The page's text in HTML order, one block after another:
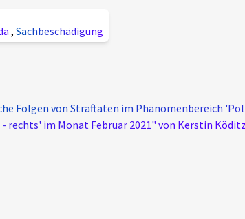
, Sachbeschädigung
Folgen von Straftaten im Phänomenbereich
im Monat Februar 2021" von Kerstin Köditz